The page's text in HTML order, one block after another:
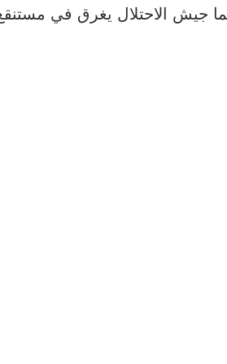
جيش الاحتلال يغرق في